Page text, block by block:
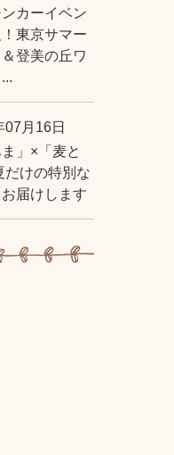
カーイベン
！東京サマー
登美の丘ワ
07月16日
ま」×「麦と
だけの特別な
届けします